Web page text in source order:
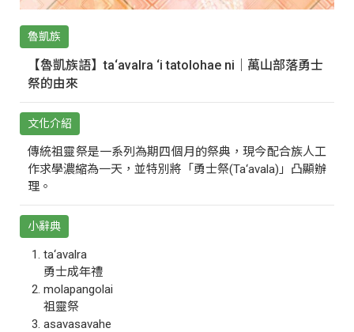
魯凱族
【魯凱族語】ta‘avalra ‘i tatolohae ni｜萬山部落勇士
祭的由來
文化介紹
傳統祖靈祭是一系列為期四個月的祭典，現今配合族人工
作求學濃縮為一天，並特別將「勇士祭(Ta‘avala)」凸顯辦
理。
小辭典
ta‘avalra
勇士成年禮
molapangolai
祖靈祭
asavasavahe